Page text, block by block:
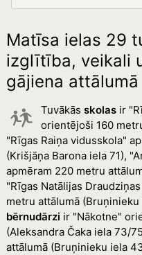
Matīsa ielas 29
izglītība, veikali
gājiena attālumā
Tuvākās skolasir
orientējoši 160
"Rīgas Raiņa vidusskola"
(Krišjāņa Barona iela 71),
apmēram 220 metru
"Rīgas Natālijas
metru attālumā
bērnudārzi ir "Nākotne"
(Aleksandra Čaka iela 73/
attālumā (Bruņinieku iela